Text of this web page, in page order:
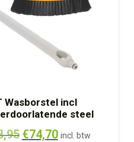
Wasborstel incl
steel
Oorspronkelijke
€74,70Huidige
incl. btw